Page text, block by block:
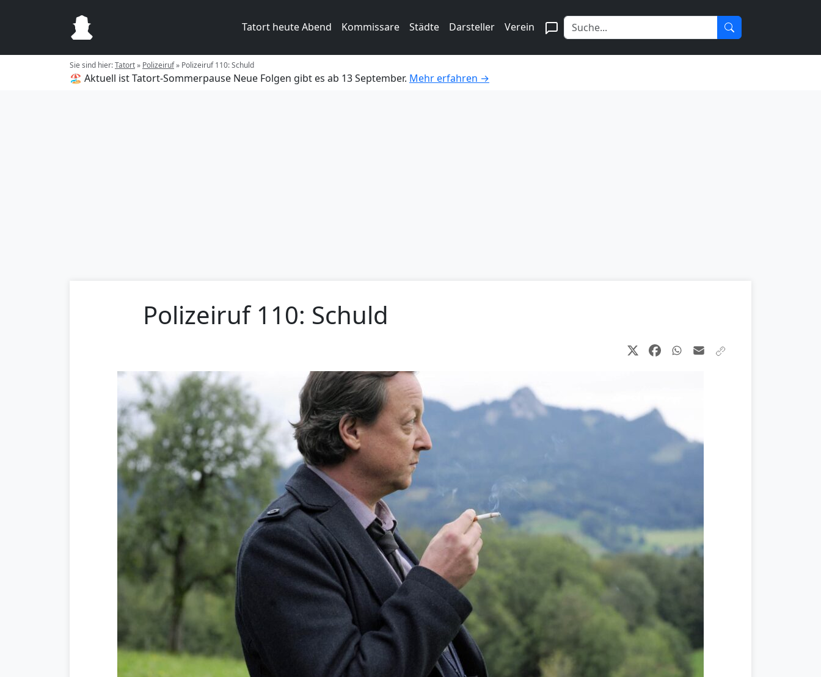
Tatort heute Abend Kommissare Städte Darsteller Verein
Sie sind hier:Tatort» Polizeiruf» Polizeiruf 110: Schuld
🏖️ Aktuell ist Tatort-Sommerpause Neue Folgen gibt es ab 13 September. Mehr erfahren →
Polizeiruf 110: Schuld